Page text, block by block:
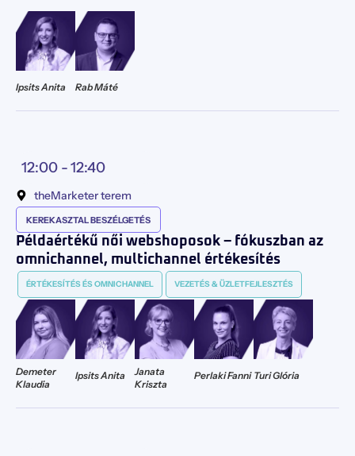
Ipsits Anita Rab Máté
12:00 -12:40
theMarketer terem
KEREKASZTAL BESZÉLGETÉS
Példaértékű női webshoposok – fókuszban az
omnichannel, multichannel értékesítés
ÉRTÉKESÍTÉS ÉS OMNICHANNEL VEZETÉS & ÜZLETFEJLESZTÉS
Demeter
Klaudia
Ipsits Anita
Janata
Kriszta
Perlaki Fanni Turi Glória